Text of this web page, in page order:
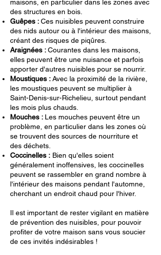
maisons, en particulier dans les zones avec
des structures en bois.
Guêpes :Ces nuisibles peuvent construire
des nids autour ou à l'intérieur des maisons,
créant des risques de piqûres.
Araignées :Courantes dans les maisons,
elles peuvent être une nuisance et parfois
apporter d'autres nuisibles pour se nourrir.
Moustiques :Avec la proximité de la rivière,
les moustiques peuvent se multiplier à
Saint-Denis-sur-Richelieu, surtout pendant
les mois plus chauds.
Mouches : Les mouches peuvent être un
problème, en particulier dans les zones où
se trouvent des sources de nourriture et
des déchets.
Coccinelles : Bien qu'elles soient
généralement inoffensives, les coccinelles
peuvent se rassembler en grand nombre à
l'intérieur des maisons pendant l'automne,
cherchant un endroit chaud pour l'hiver.
Il est important de rester vigilant en matière
de prévention des nuisibles, pour pouvoir
profiter de votre maison sans vous soucier
de ces invités indésirables !